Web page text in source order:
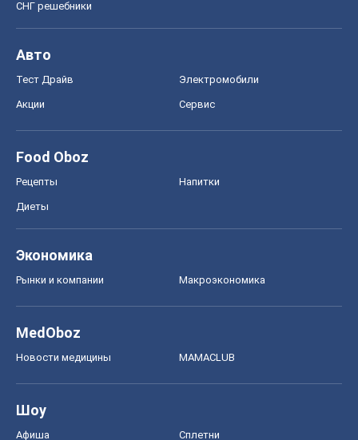
СНГ решебники
Авто
Тест Драйв Электромобили
Акции Сервис
Food Oboz
Рецепты Напитки
Диеты
Экономика
Рынки и компании Mакроэкономика
MedOboz
Новости медицины MAMACLUB
Шоу
Афиша Сплетни